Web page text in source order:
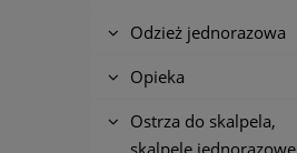
Odzież jednorazowa
Opieka
Ostrza do skalpela,
skalpele jednorazowe